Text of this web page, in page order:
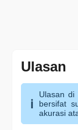
Ulasan
Ulasan di
bersifat
akurasi